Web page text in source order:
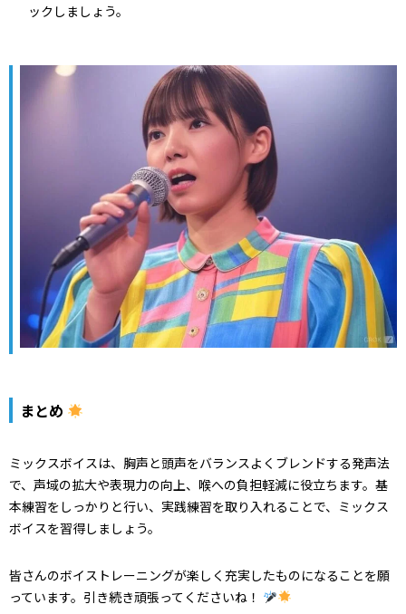
ックしましょう。
まとめ
ミックスボイスは、胸声と頭声をバランスよくブレンドする発声法
で、声域の拡大や表現力の向上、喉への負担軽減に役立ちます。基
本練習をしっかりと行い、実践練習を取り入れることで、ミックス
ボイスを習得しましょう。
皆さんのボイストレーニングが楽しく充実したものになることを願
っています。引き続き頑張ってくださいね！